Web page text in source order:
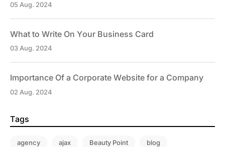
05 Aug. 2024
What to Write On Your Business Card
03 Aug. 2024
Importance Of a Corporate Website for a Company
02 Aug. 2024
Tags
agency ajax Beauty Point blog